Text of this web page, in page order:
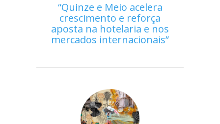
Quinze e Meio acelera
crescimento e reforça
aposta na hotelaria e nos
mercados internacionais